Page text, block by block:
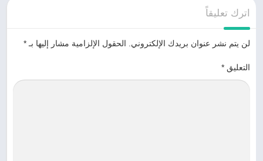
اترك تعليقاً
لن يتم نشر عنوان بريدك الإلكتروني. الحقول الإلزامية مشار إليها بـ *
التعليق *